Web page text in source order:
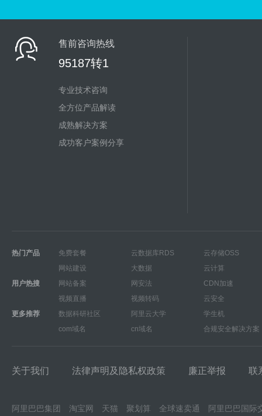
售前咨询热线
95187转1
专业技术咨询
全方位产品解读
成熟解决方案
成功客户案例分享
热门产品 免费套餐 云数据库RDS
云存储OSS
网站建设
大数据
云计算
用户热搜
网站备案 网安法
CDN加速
视频直播
视频转码
云安全
更多推荐
数据科研社区 阿里云大学
学生机
com域名
cn域名 合规安全解决方案
关于我们 法律声明及隐私权政策 廉正举报 联
阿里巴巴集团 淘宝网 天猫 聚划算 全球速卖通
阿里巴巴国际